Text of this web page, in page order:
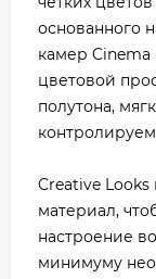
основанного
камер Cinema
цветовой
полутона,
Creative
материал,
настроение
минимуму